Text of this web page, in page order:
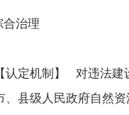
治理
认定机制】 对违法建
、县级人民政府自然